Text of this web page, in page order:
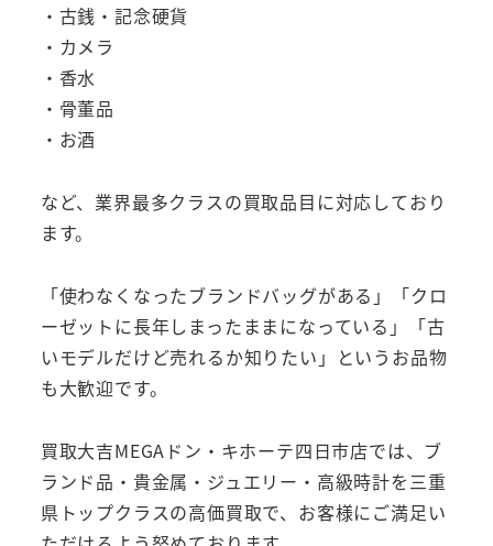
・古銭・記念硬貨
・カメラ
・香水
・骨董品
・お酒
など、業界最多クラスの買取品目に対応しており
ます。
「使わなくなったブランドバッグがある」「クロ
ーゼットに長年しまったままになっている」「古
いモデルだけど売れるか知りたい」というお品物
も大歓迎です。
買取大吉MEGAドン・キホーテ四日市店では、ブ
ランド品・貴金属・ジュエリー・高級時計を三重
県トップクラスの高価買取で、お客様にご満足い